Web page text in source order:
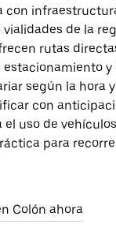
con
vialidades de la
rutas
y
según la hora
con
el uso de
para
Colón ahora